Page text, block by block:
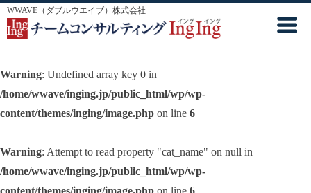
WWAVE（ダブルウエイブ）株式会社
Warning: Undefined array key 0 in
/home/wwave/inging.jp/public_html/wp/wp-
content/themes/inging/image.php on line 6
Warning: Attempt to read property "cat_name" on null in
/home/wwave/inging.jp/public_html/wp/wp-
content/themes/inging/image.php on line 6